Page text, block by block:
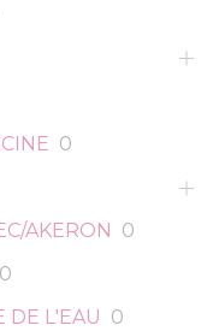
0
AKERON 0
0
DE L'EAU 0